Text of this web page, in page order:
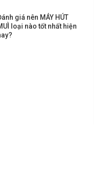
giá nên MÁY HÚT
loại nào tốt nhất hiện